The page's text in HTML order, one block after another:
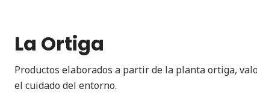
La Ortiga
Productos elaborados a partir de la planta ortiga,
el cuidado del entorno.